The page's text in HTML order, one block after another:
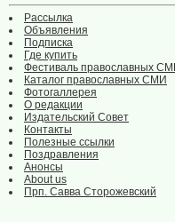
Рассылка
Объявления
Подписка
Где купить
Фестиваль православных
Каталог православных СМИ
Фотогаллерея
О редакции
Издательский Совет
Контакты
Полезные ссылки
Поздравления
Анонсы
About us
Прп. Савва Сторожевский